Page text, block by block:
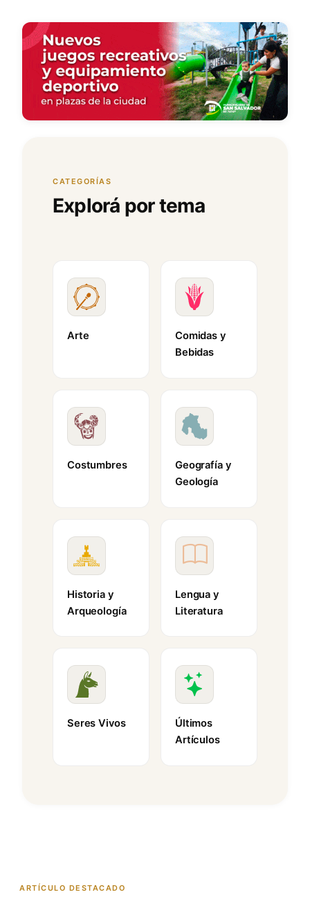
CATEGORÍAS
Explorá por tema
Arte
Comidas y
Bebidas
Costumbres
Geografía y
Geología
Historia y
Arqueología
Lengua y
Literatura
Seres Vivos
Últimos
Artículos
ARTÍCULO DESTACADO